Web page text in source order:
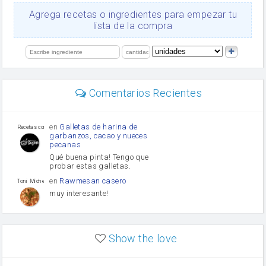
Ajos
salsa de soja
limón
Agrega recetas o ingredientes para empezar tu
lista de la compra
Comentarios Recientes
Recetas con sazon
en Galletas de harina de
garbanzos, cacao y nueces
pecanas
Qué buena pinta! Tengo que
probar estas galletas.
Toni Michel Caubet
en Rawmesan casero
muy interesante!
enLasaña casera fácil y
Show the love